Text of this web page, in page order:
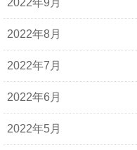
2022年9月
2022年8月
2022年7月
2022年6月
2022年5月